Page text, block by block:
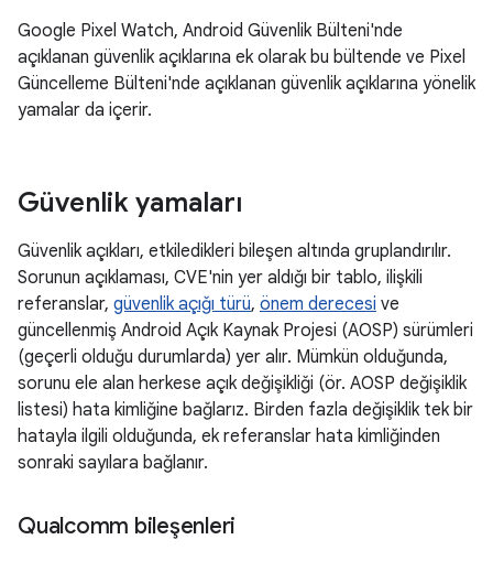
Google Pixel Watch, Android Güvenlik Bülteni'nde
açıklanan güvenlik açıklarına ek olarak bu bültende ve Pixel
Güncelleme Bülteni'nde açıklanan güvenlik açıklarına yönelik
yamalar da içerir.
Güvenlik yamaları
Güvenlik açıkları, etkiledikleri bileşen altında gruplandırılır.
Sorunun açıklaması, CVE'nin yer aldığı bir tablo, ilişkili
referanslar, güvenlik açığı türü, önem derecesi ve
güncellenmiş Android Açık Kaynak Projesi (AOSP) sürümleri
(geçerli olduğu durumlarda) yer alır. Mümkün olduğunda,
sorunu ele alan herkese açık değişikliği (ör. AOSP değişiklik
listesi) hata kimliğine bağlarız. Birden fazla değişiklik tek bir
hatayla ilgili olduğunda, ek referanslar hata kimliğinden
sonraki sayılara bağlanır.
Qualcomm bileşenleri